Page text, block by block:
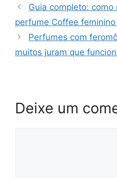
Guia completo:
perfume Coffee
Perfumes com
muitos juram que
Deixe um